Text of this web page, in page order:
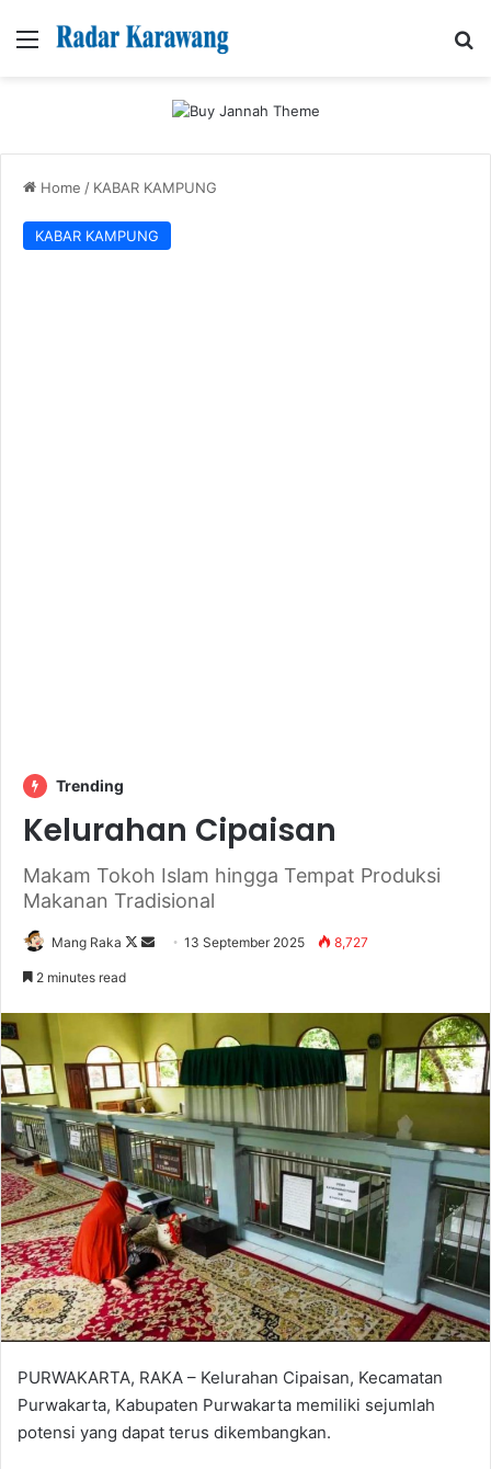
Menu
Home / KABAR KAMPUNG
KABAR KAMPUNG
Trending
Kelurahan Cipaisan
Makam Tokoh Islam hingga Tempat Produksi
Makanan Tradisional
Mang Raka
Follow
Send13 September 2025 8,727
2 minutes read
PURWAKARTA, RAKA – Kelurahan Cipaisan, Kecamatan
Purwakarta, Kabupaten Purwakarta memiliki sejumlah
potensi yang dapat terus dikembangkan.